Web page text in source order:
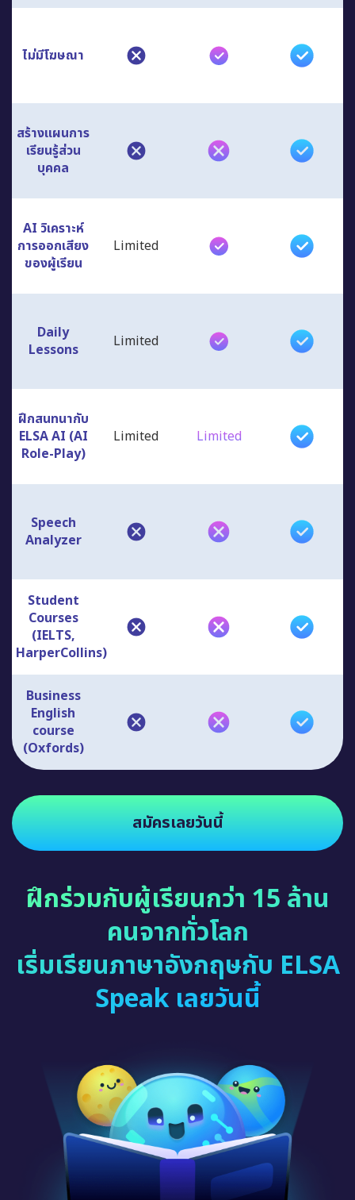
ไม่มีโฆษณา
สร้างแผนการ
เรียนรู้ส่วน
บุคคล
AI วิเคราะห์
การออกเสียง
ของผู้เรียน
Limited
Daily
Lessons
Limited
ฝึกสนทนากับ
ELSA AI (AI
Role-Play)
Limited Limited
Speech
Analyzer
Student
Courses
(IELTS,
HarperCollins)
Business
English
course
(Oxfords)
สมัครเลยวันนี้
ฝึกร่วมกับผู้เรียนกว่า 15 ล้าน
คนจากทั่วโลก
เริ่มเรียนภาษาอังกฤษกับ ELSA
Speak เลยวันนี้